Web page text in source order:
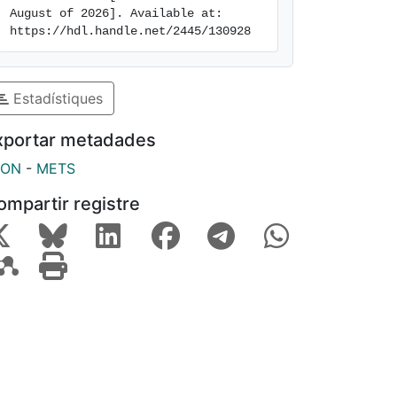
August of 2026]. Available at:
https://hdl.handle.net/2445/130928
Estadístiques
metadades
- METS
registre